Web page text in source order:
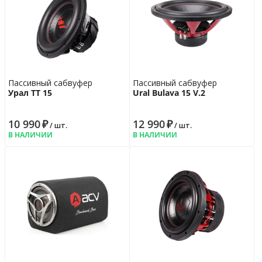
Пассивный сабвуфер
Урал ТТ 15
10 990₽/ шт.
В НАЛИЧИИ
Пассивный сабвуфер
Ural Bulava 15 V.2
12 990₽/ шт.
В НАЛИЧИИ